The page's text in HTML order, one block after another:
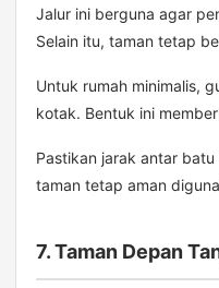
Jalur ini berguna agar
Selain itu, taman tetap
Untuk rumah minimalis,
kotak. Bentuk ini
Pastikan jarak antar
taman tetap aman
7. Taman Depan